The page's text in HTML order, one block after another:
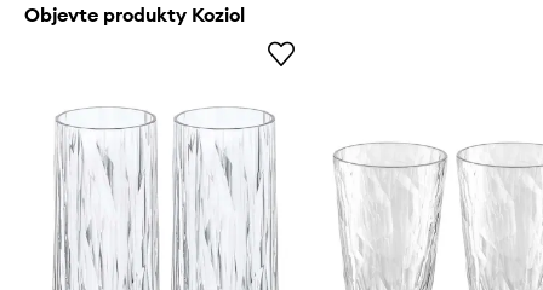
Objevte produkty Koziol